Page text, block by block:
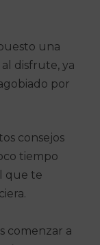
una
disfrute, ya
por
consejos
tiempo
que te
comenzar a